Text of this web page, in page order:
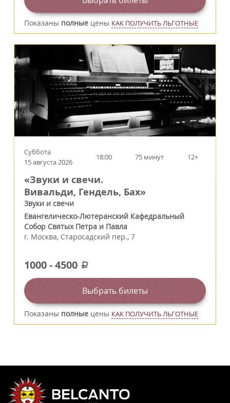
Показаны полные цены КАК ПОЛУЧИТЬ ЛЬГОТНЫЕ
Суббота
15 августа 2026
18:00 75 минут 12+
«Звуки и свечи.
Вивальди, Гендель, Бах»
Звуки и свечи
Евангелическо-Лютеранский Кафедральный
Собор Святых Петра и Павла
г. Москва, Старосадский пер., 7
1000-4500 a
Выбрать билеты
Показаны полные цены КАК ПОЛУЧИТЬ ЛЬГОТНЫЕ